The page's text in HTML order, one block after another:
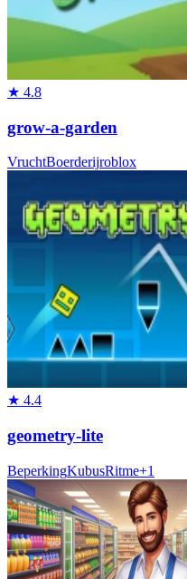
★ 4.8
grow-a-garden
VruchtBoerderijroblox
★ 4.4
geometry-lite
BeperkingKubusRitme+1